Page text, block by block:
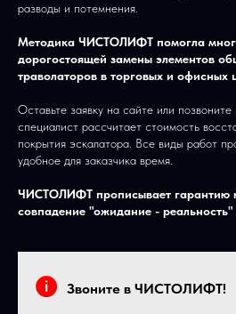
разводы и потемнения.
Методика ЧИСТОЛИФТ помогла
дорогостоящей замены элементов
траволаторов в торговых и офисных
Оставьте заявку на сайте или
специалист рассчитает стоимость
покрытия эскалатора. Все виды работ
удобное для заказчика время.
ЧИСТОЛИФТ прописывает гарантию
совпадение "ожидание -
Звоните в ЧИСТОЛИФТ!